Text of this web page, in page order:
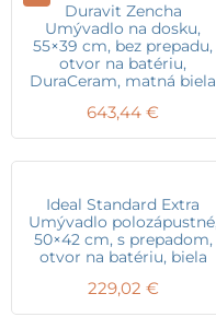
Duravit Zencha
Umývadlo na dosku,
55×39 cm, bez prepadu,
otvor na batériu,
DuraCeram, matná biela
643,44 €
Ideal Standard Extra
Umývadlo
50×42 cm, s prepadom,
otvor na batériu, biela
229,02 €